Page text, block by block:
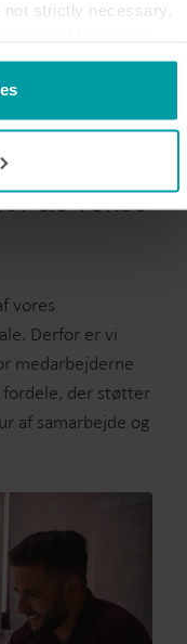
strictly necessary,
A third-party
than us, such as other
your consent from
at vokse
vores
Derfor er vi
medarbejderne
der støtter
af samarbejde og